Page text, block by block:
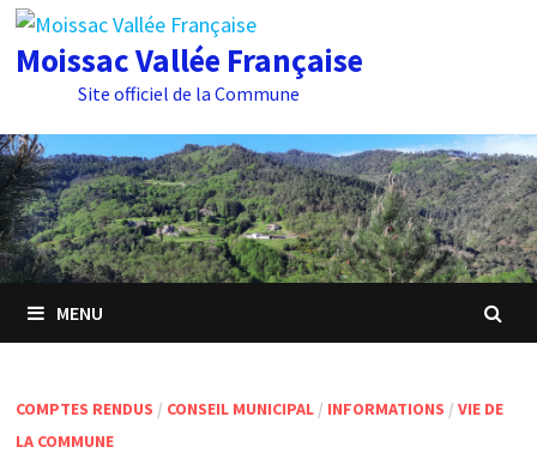
Passer
au
contenu
Moissac Vallée Française
Site officiel de la Commune
MENU
COMPTES RENDUS / CONSEIL MUNICIPAL/ INFORMATIONS / VIE DE
LA COMMUNE